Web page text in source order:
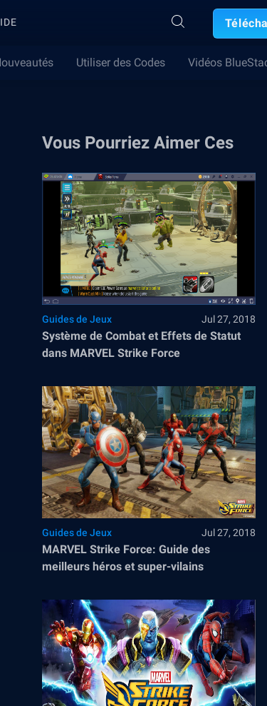
Utiliser des Codes Vidéos
Vous Pourriez Aimer Ces
Guides de Jeux Jul 27, 2018
Système de Combat et Effets de Statut
dans MARVEL Strike Force
Guides de Jeux Jul 27, 2018
MARVEL Strike Force: Guide des
meilleurs héros et super-vilains